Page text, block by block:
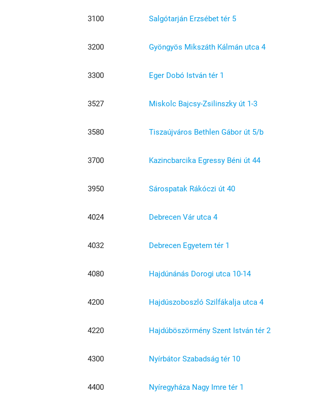
3100 Salgótarján Erzsébet tér 5
3200 Gyöngyös Mikszáth Kálmán utca 4
3300 Eger Dobó István tér 1
3527 Miskolc Bajcsy-Zsilinszky út 1-3
3580 Tiszaújváros Bethlen Gábor út 5/b
3700 Kazincbarcika Egressy Béni út 44
3950 Sárospatak Rákóczi út 40
4024 Debrecen Vár utca 4
4032 Debrecen Egyetem tér 1
4080 Hajdúnánás Dorogi utca 10-14
4200 Hajdúszoboszló Szilfákalja utca 4
4220 Hajdúböszörmény Szent István tér 2
4300 Nyírbátor Szabadság tér 10
4400 Nyíregyháza Nagy Imre tér 1